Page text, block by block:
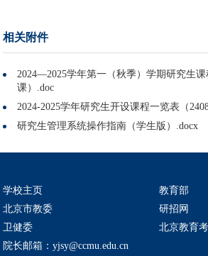
相关附件
2024—2025学年第一（秋季）学期研究生
课）.doc
2024-2025学年研究生开设课程一览表（
研究生管理系统操作指南（学生版）.docx
学校主页
教育部
北京市教委
研招网
卫健委
北京教育
院长邮箱：yjsy@ccmu.edu.cn